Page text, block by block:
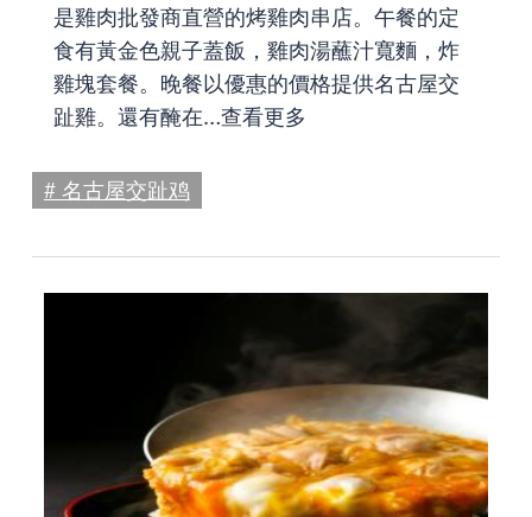
是雞肉批發商直營的烤雞肉串店。午餐的定
食有黃金色親子蓋飯，雞肉湯蘸汁寬麵，炸
雞塊套餐。晚餐以優惠的價格提供名古屋交
趾雞。還有醃在…查看更多
# 名古屋交趾鸡